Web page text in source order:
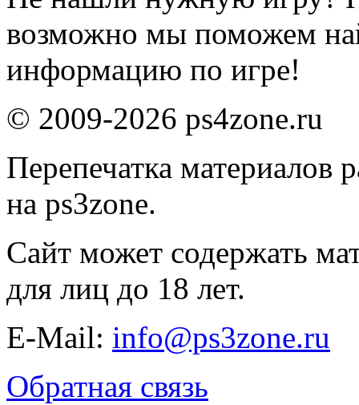
возможно мы поможем
информацию по игре!
© 2009-2026 ps4zone.ru
Перепечатка материалов
на ps3zone.
Сайт может содержать
для лиц до 18 лет.
E-Mail: info@ps3zone.ru
Обратная связь